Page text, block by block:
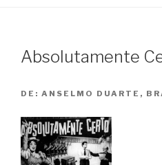
Absolutamente
DE: ANSELMO DUARTE,